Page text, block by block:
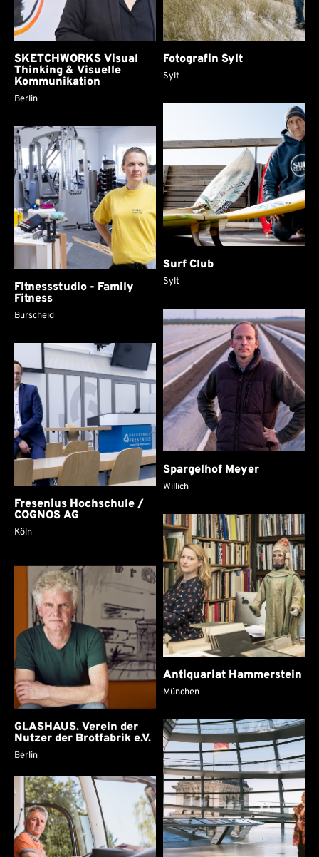
SKETCHWORKS Visual
Thinking & Visuelle
Kommunikation
Berlin
Fitnessstudio - Family
Fitness
Burscheid
Fresenius Hochschule /
COGNOS AG
Köln
GLASHAUS. Ver­ein der
Nut­zer der Brot­fa­brik e.V.
Berlin
Fotografin Sylt
Sylt
Surf Club
Sylt
Spargelhof Meyer
Willich
Antiquariat Hammerstein
München